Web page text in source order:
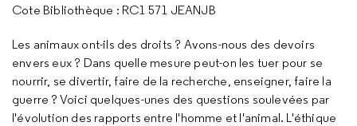
Cote Bibliothèque : RC1 571 JEANJB
Les animaux ont-ils des droits ? Avons-nous des devoirs
envers eux ? Dans quelle mesure peut-on les tuer pour se
nourrir, se divertir, faire de la recherche, enseigner, faire la
guerre ? Voici quelques-unes des questions soulevées par
l'évolution des rapports entre l'homme et l'animal. L'éthique